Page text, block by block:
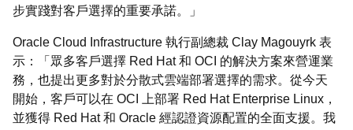
步實踐對客戶選擇的重要承諾。」
Oracle Cloud Infrastructure 執行副總裁 Clay Magouyrk 表
示：「眾多客戶選擇 Red Hat 和 OCI 的解決方案來營運業
務，也提出更多對於分散式雲端部署選擇的需求。從今天
開始，客戶可以在 OCI 上部署 Red Hat Enterprise Linux，
並獲得 Red Hat 和 Oracle 經認證資源配置的全面支援。我